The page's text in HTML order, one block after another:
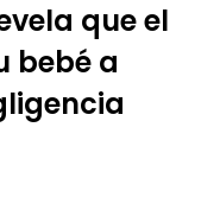
que el
bebé a